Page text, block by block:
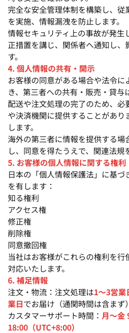
完全な安全管理体制を構築し、
を実施、情報漏洩を防止します。
情報セキュリティ上の事故が発生
正措置を講じ、関係者へ通知し、
す。
4. 個人情報の共有・開示
お客様の同意がある場合や法令
き、第三者への共有・販売・貸与
配送や注文処理の完了のため、
や決済機関に提供することがあ
します。
海外の第三者に情報を提供する場
し、同意を得たうえで、関連法規
5. お客様の個人情報に関する権利
日本の「個人情報保護法」に基づ
を有します：
知る権利
アクセス権
修正権
削除権
同意撤回権
当社はお客様がこれらの権利を
対応いたします。
6. 補足情報
注文・物流：注文処理は1〜3営業
業日でお届け（通関時間は含まず
カスタマーサポート時間： 月〜金
18:00（UTC+8:00）